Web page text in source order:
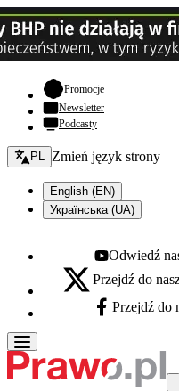
Promocje- otwiera się w
Newsletter
Podcasty
Zmień język - bieżący:
PL Zmień język strony
English (EN)
Українська (UA)
Youtube - otwiera
Odwiedź
X - otwiera się w nowej
Przejdź do
Facebook - otwiera
Przejdź do